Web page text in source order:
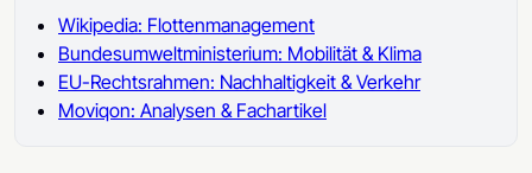
Wikipedia: Flottenmanagement
Bundesumweltministerium: Mobilität & Klima
EU-Rechtsrahmen: Nachhaltigkeit & Verkehr
Moviqon: Analysen & Fachartikel